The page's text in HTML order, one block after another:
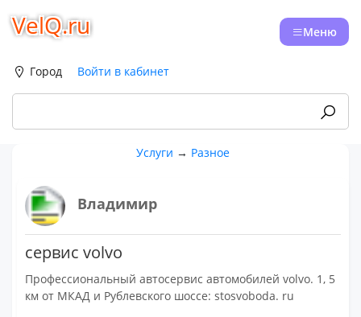
VelQ.ru Меню
Город Войти в кабинет
Услуги → Разное
Владимир
сервис volvo
Профессиональный автосервис автомобилей volvo. 1, 5
км от МКАД и Рублевского шоссе: stosvoboda. ru